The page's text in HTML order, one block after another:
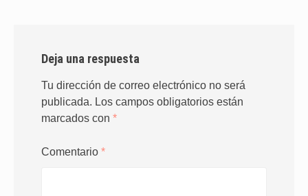
Deja una respuesta
Tu dirección de correo electrónico no será
publicada. Los campos obligatorios están
marcados con *
Comentario *